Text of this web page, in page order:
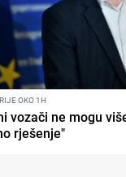
OKO 1H
vozači ne mogu
rješenje"